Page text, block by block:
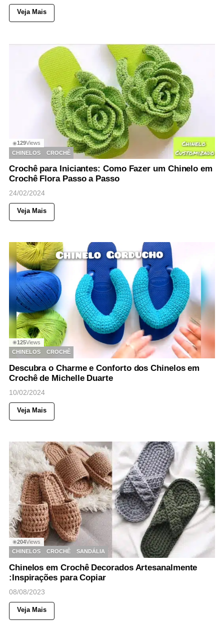
Veja Mais
◉129Views
CHINELOS
CROCHÊ
Crochê para Iniciantes: Como Fazer um Chinelo em
Crochê Flora Passo a Passo
24/02/2024
Veja Mais
◉125Views
CHINELOS
CROCHÊ
Descubra o Charme e Conforto dos Chinelos em
Crochê de Michelle Duarte
10/02/2024
Veja Mais
◉204Views
CHINELOS
CROCHÊ SANDÁLIA
Chinelos em Crochê Decorados Artesanalmente
:Inspirações para Copiar
08/08/2023
Veja Mais